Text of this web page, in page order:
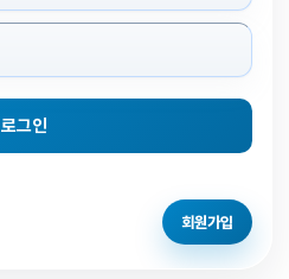
로그인
회원가입